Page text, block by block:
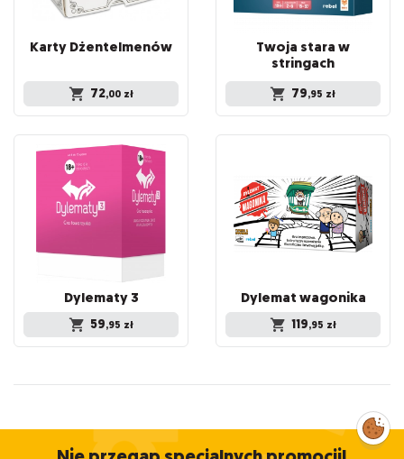
KartyDżentelmenów
72,00 zł
Twoja stara w
stringach
79,95 zł
Dylematy3
59,95 zł
Dylematwagonika
119,95 zł
Zarządzaj
preferencjami
cookies